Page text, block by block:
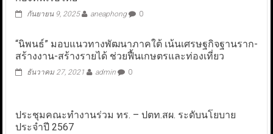
กันยายน 9, 2025 aneaphong 0
“นิพนธ์” มอบแนวทางพัฒนาภาคใต้ เน้นเศรษฐกิจฐานราก-
สร้างงาน-สร้างรายได้ ช่วยฟื้นเกษตรและท่องเที่ยว
ธันวาคม 27, 2021 admin 0
ประชุมคณะทำงานร่วม ทร. – ปตท.สผ. ระดับนโยบาย
ประจำปี 2567